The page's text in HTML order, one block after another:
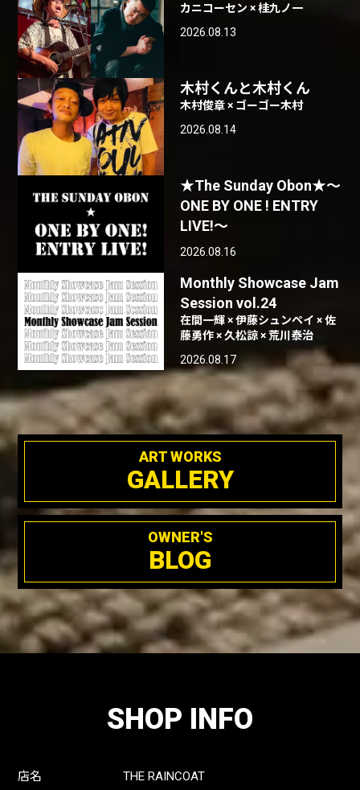
カニコーセン × 桂九ノ一
2026.08.13
木村くんと木村くん
木村俊章 × ゴーゴー木村
2026.08.14
★The Sunday Obon★〜
ONE BY ONE ! ENTRY
LIVE!〜
2026.08.16
Monthly Showcase Jam
Session vol.24
在間一輝 × 伊藤シュンペイ × 佐
藤勇作 × 久松諒 × 荒川泰治
2026.08.17
ART WORKS
GALLERY
OWNER'S
BLOG
SHOP INFO
店名
THE RAINCOAT